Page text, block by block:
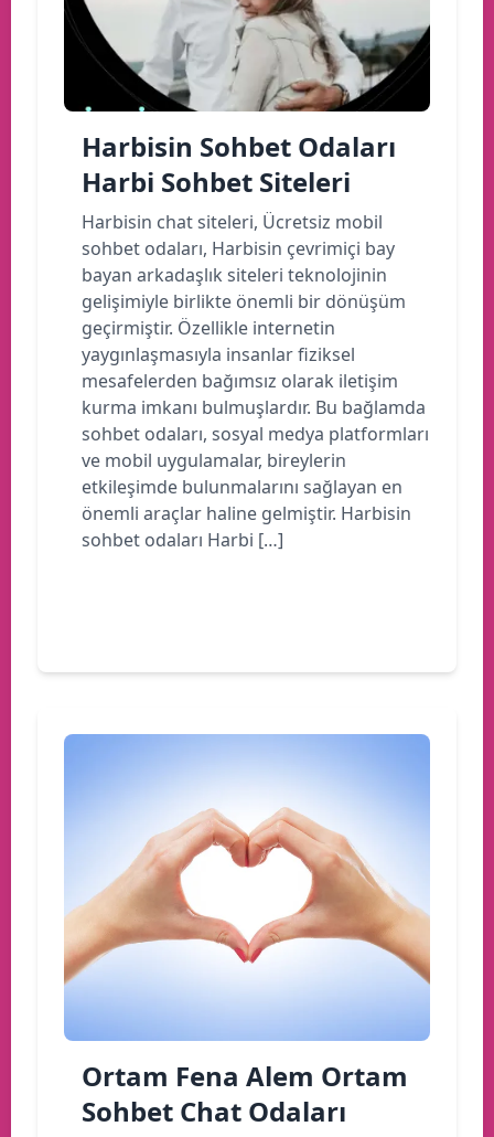
Harbisin Sohbet Odaları
Harbi Sohbet Siteleri
Harbisin chat siteleri, Ücretsiz mobil
sohbet odaları, Harbisin çevrimiçi bay
bayan arkadaşlık siteleri teknolojinin
gelişimiyle birlikte önemli bir dönüşüm
geçirmiştir. Özellikle internetin
yaygınlaşmasıyla insanlar fiziksel
mesafelerden bağımsız olarak iletişim
kurma imkanı bulmuşlardır. Bu bağlamda
sohbet odaları, sosyal medya platformları
ve mobil uygulamalar, bireylerin
etkileşimde bulunmalarını sağlayan en
önemli araçlar haline gelmiştir. Harbisin
sohbet odaları Harbi […]
Ortam Fena Alem Ortam
Sohbet Chat Odaları